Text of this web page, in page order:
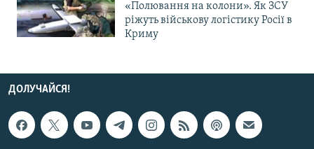
«Полювання на колони». Як ЗСУ
ріжуть військову логістику Росії в
Криму
ДОЛУЧАЙСЯ!